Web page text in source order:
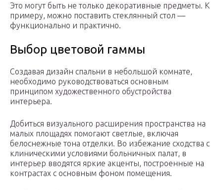
Это могут быть не только декоративные предметы. К
примеру, можно поставить стеклянный стол —
функционально и практично.
Выбор цветовой гаммы
Создавая дизайн спальни в небольшой комнате,
необходимо руководствоваться основным
принципом художественного обустройства
интерьера.
Добиться визуального расширения пространства на
малых площадях помогают светлые, включая
белоснежные тона отделки. Во избежание сходства с
клиническими условиями больничных палат, в
интерьер вводятся яркие акценты, построенные на
контрастах с основным фоном помещения.